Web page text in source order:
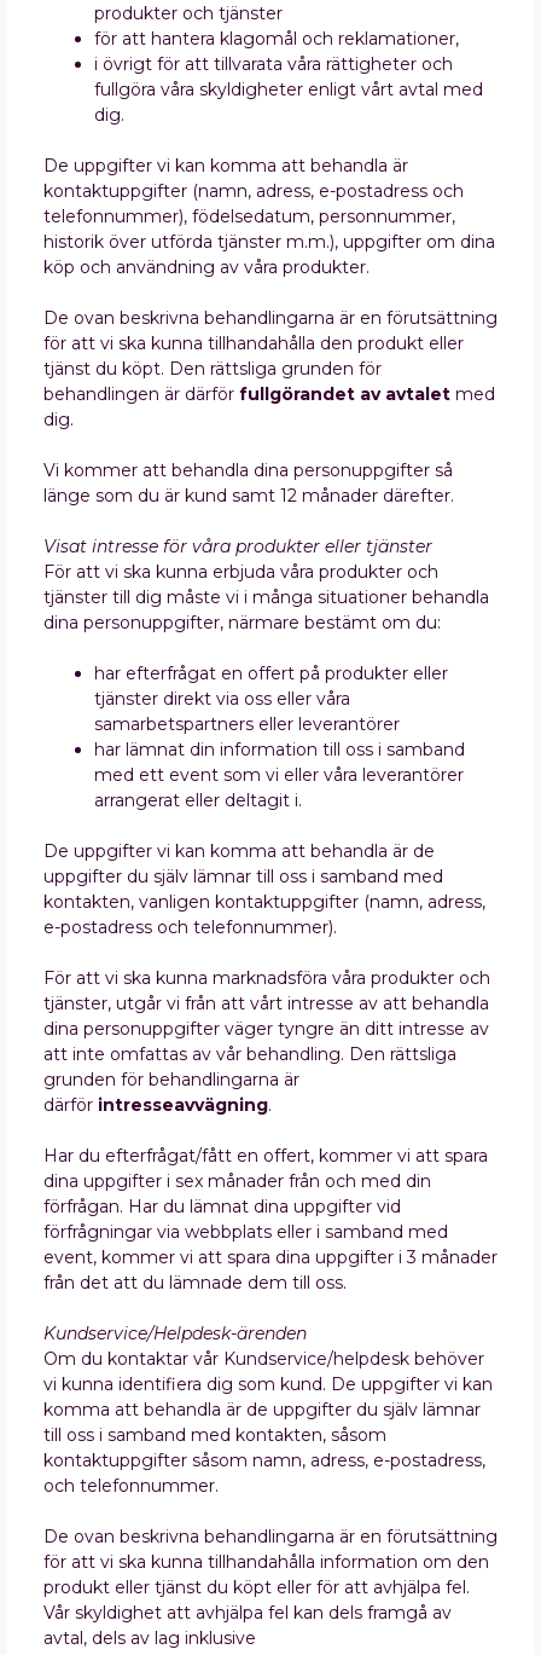
produkter och tjänster
för att hantera klagomål och reklamationer,
i övrigt för att tillvarata våra rättigheter och
fullgöra våra skyldigheter enligt vårt avtal med
dig.
De uppgifter vi kan komma att behandla är
kontaktuppgifter (namn, adress, e-postadress och
telefonnummer), födelsedatum, personnummer,
historik över utförda tjänster m.m.), uppgifter om dina
köp och användning av våra produkter.
De ovan beskrivna behandlingarna är en förutsättning
för att vi ska kunna tillhandahålla den produkt eller
tjänst du köpt. Den rättsliga grunden för
behandlingen är därför fullgörandet av avtalet med
dig.
Vi kommer att behandla dina personuppgifter så
länge som du är kund samt 12 månader därefter.
Visat intresse för våra produkter eller tjänster
För att vi ska kunna erbjuda våra produkter och
tjänster till dig måste vi i många situationer behandla
dina personuppgifter, närmare bestämt om du:
har efterfrågat en offert på produkter eller
tjänster direkt via oss eller våra
samarbetspartners eller leverantörer
har lämnat din information till oss i samband
med ett event som vi eller våra leverantörer
arrangerat eller deltagit i.
De uppgifter vi kan komma att behandla är de
uppgifter du själv lämnar till oss i samband med
kontakten, vanligen kontaktuppgifter (namn, adress,
e-postadress och telefonnummer).
För att vi ska kunna marknadsföra våra produkter och
tjänster, utgår vi från att vårt intresse av att behandla
dina personuppgifter väger tyngre än ditt intresse av
att inte omfattas av vår behandling. Den rättsliga
grunden för behandlingarna är
därför intresseavvägning.
Har du efterfrågat/fått en offert, kommer vi att spara
dina uppgifter i sex månader från och med din
förfrågan. Har du lämnat dina uppgifter vid
förfrågningar via webbplats eller i samband med
event, kommer vi att spara dina uppgifter i 3 månader
från det att du lämnade dem till oss.
Kundservice/Helpdesk-ärenden
Om du kontaktar vår Kundservice/helpdesk behöver
vi kunna identifiera dig som kund. De uppgifter vi kan
komma att behandla är de uppgifter du själv lämnar
till oss i samband med kontakten, såsom
kontaktuppgifter såsom namn, adress, e-postadress,
och telefonnummer.
De ovan beskrivna behandlingarna är en förutsättning
för att vi ska kunna tillhandahålla information om den
produkt eller tjänst du köpt eller för att avhjälpa fel.
Vår skyldighet att avhjälpa fel kan dels framgå av
avtal, dels av lag inklusive